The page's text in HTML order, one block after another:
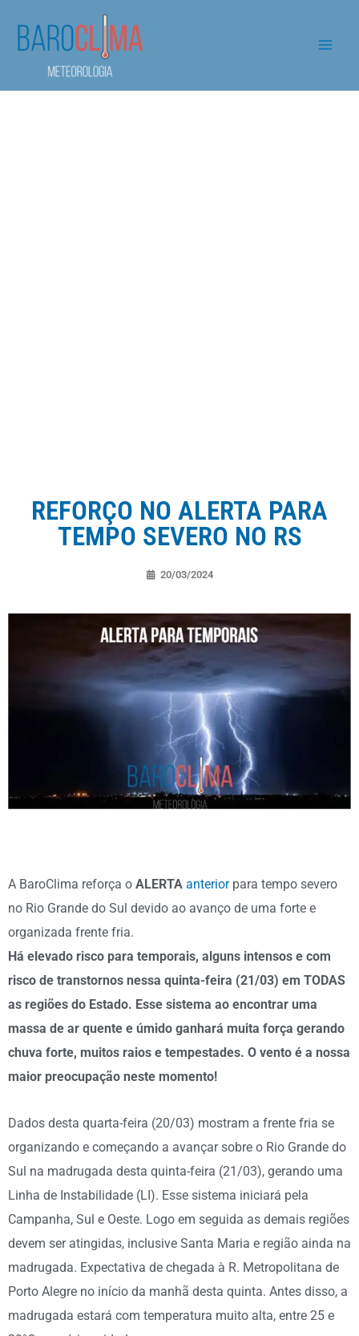
REFORÇO NO ALERTA PARA
TEMPO SEVERO NO RS
20/03/2024
A BaroClima reforça o ALERTA anteriorpara tempo severo
no Rio Grande do Sul devido ao avanço de uma forte e
organizada frente fria.
Há elevado risco para temporais, alguns intensos e com
risco de transtornos nessa quinta-feira (21/03) em TODAS
as regiões do Estado. Esse sistema ao encontrar uma
massa de ar quente e úmido ganhará muita força gerando
chuva forte, muitos raios e tempestades. O vento é a nossa
maior preocupação neste momento!
Dados desta quarta-feira (20/03) mostram a frente fria se
organizando e começando a avançar sobre o Rio Grande do
Sul na madrugada desta quinta-feira (21/03), gerando uma
Linha de Instabilidade (LI). Esse sistema iniciará pela
Campanha, Sul e Oeste. Logo em seguida as demais regiões
devem ser atingidas, inclusive Santa Maria e região ainda na
madrugada. Expectativa de chegada à R. Metropolitana de
Porto Alegre no início da manhã desta quinta. Antes disso, a
madrugada estará com temperatura muito alta, entre 25 e